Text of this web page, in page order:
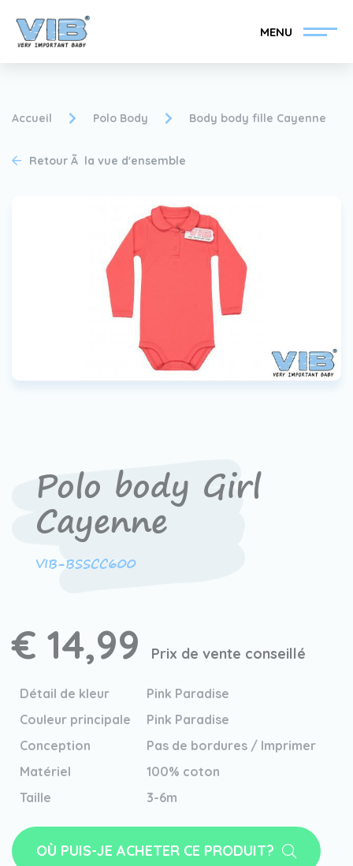
MENU
Sur le VIB®
Trouvez votre
revendeur VIB®
Devenir un revendeur
VIB®
Accueil Polo Body Body body fille Cayenne
Retour Ã la vue d'ensemble
Polo body Girl
Cayenne
VIB-BSSCC600
€ 14,99 Prix de vente conseillé
Détail de kleur
Pink Paradise
Couleur principale
Pink Paradise
Conception
Pas de bordures / Imprimer
Matériel
100% coton
Taille
3-6m
OÙ PUIS-JE ACHETER CE PRODUIT?